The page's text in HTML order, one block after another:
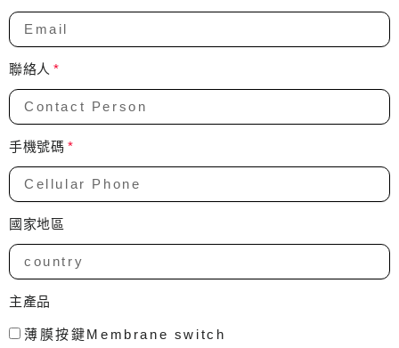
聯絡人
手機號碼
國家地區
主產品
薄膜按鍵Membrane switch